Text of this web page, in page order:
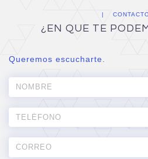
¿EN QUE TE
Queremos escucharte.